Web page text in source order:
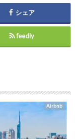
シェア
feedly
Airbnb